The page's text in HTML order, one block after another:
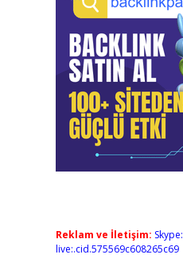
Reklam ve İletişim: Skype:
live:.cid.575569c608265c69